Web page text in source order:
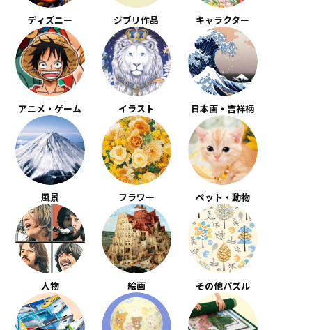
ディズニー ジブリ作品 キャラクター
アニメ・ゲーム イラスト 日本画・吉祥柄
風景 フラワー ペット・動物
人物 絵画 その他パズル